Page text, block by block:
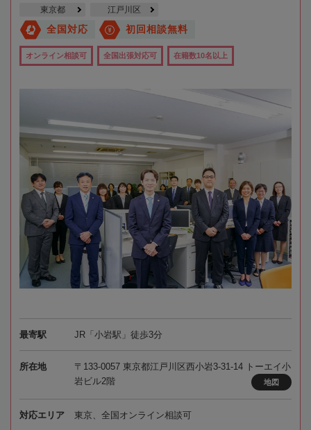
東京都 江戸川区
全国対応 初回相談無料
オンライン相談可 全国出張対応可 在籍数10名以上
最寄駅 JR「小岩駅」徒歩3分
所在地
〒133-0057 東京都江戸川区西小岩3-31-14 トーエイ小
岩ビル2階
地図
対応エリア 東京、全国オンライン相談可